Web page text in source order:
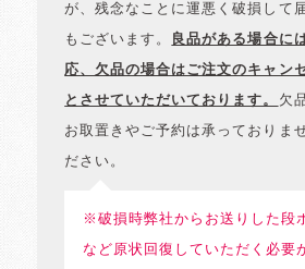
が、残念なことに運悪く破損して
もございます。 良品がある場合に
応、欠品の場合はご注文のキャン
とさせていただいております。 欠
お取置きやご予約は承っておりま
ださい。
※破損時弊社からお送りした段
など原状回復していただく必要